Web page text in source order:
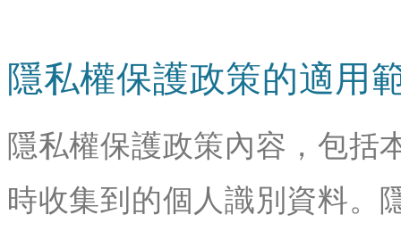
隱私權保護政策的適用
隱私權保護政策內容，包括
時收集到的個人識別資料。